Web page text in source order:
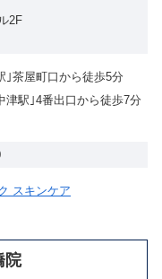
2F
｣茶屋町口から徒歩5分
津駅｣4番出口から徒歩7分
スキンケア
院